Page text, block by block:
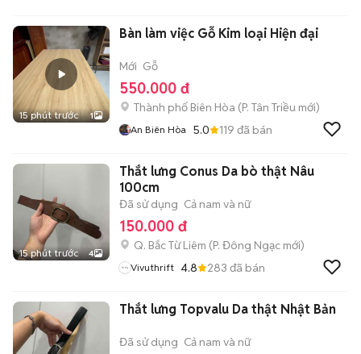
15 phút trước 1
Bàn làm việc Gỗ Kim loại Hiện đại
Mới Gỗ
550.000 đ
Thành phố Biên Hòa (P. Tân Triều mới)
An Biên Hòa 5.0 119 đã bán
15 phút trước 4
Thắt lưng Conus Da bò thật Nâu
100cm
Đã sử dụng Cả nam và nữ
150.000 đ
Q. Bắc Từ Liêm (P. Đông Ngạc mới)
Vivuthrift 4.8 283 đã bán
Thắt lưng Topvalu Da thật Nhật Bản
Đã sử dụng Cả nam và nữ